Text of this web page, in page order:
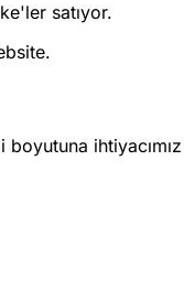
satıyor.
ihtiyacımız